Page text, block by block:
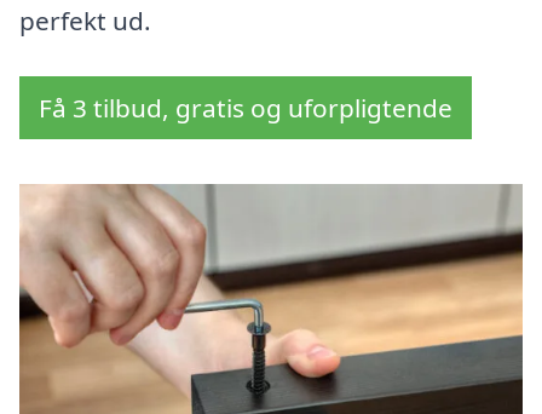
perfekt ud.
Få 3 tilbud, gratis og uforpligtende